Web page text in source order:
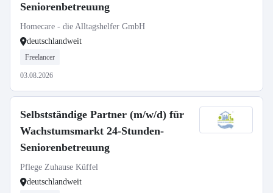
Seniorenbetreuung
Homecare - die Alltagshelfer GmbH
deutschlandweit
Freelancer
03.08.2026
Selbstständige Partner (m/w/d) für
Wachstumsmarkt 24-Stunden-
Seniorenbetreuung
Pflege Zuhause Küffel
deutschlandweit